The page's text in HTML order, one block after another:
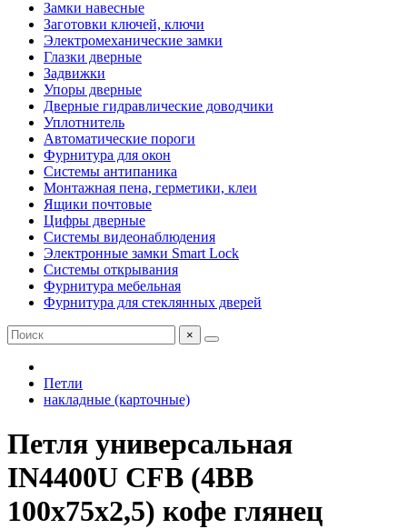
Замки навесные
Заготовки ключей, ключи
Электромеханические замки
Глазки дверные
Задвижки
Упоры дверные
Дверные гидравлические доводчики
Уплотнитель
Автоматические пороги
Фурнитура для окон
Системы антипаника
Монтажная пена, герметики, клеи
Ящики почтовые
Цифры дверные
Системы видеонаблюдения
Электронные замки Smart Lock
Системы открывания
Фурнитура мебельная
Фурнитура для стеклянных дверей
×
Петли
накладные (карточные)
Петля универсальная
IN4400U CFB (4BB
100x75x2,5) кофе глянец